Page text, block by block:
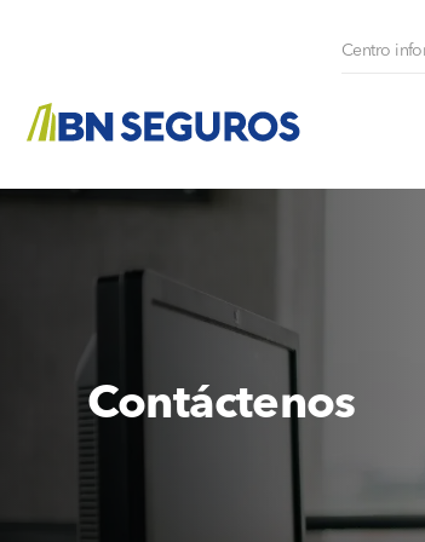
Centro
Contáctenos